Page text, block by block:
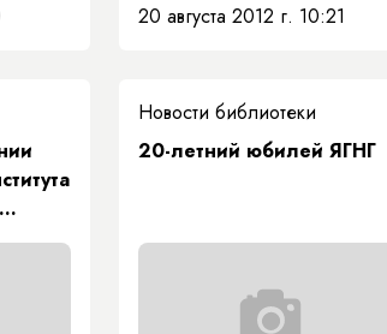
20 августа 2012 г. 10:21
Новости библиотеки
20-летний юбилей ЯГНГ